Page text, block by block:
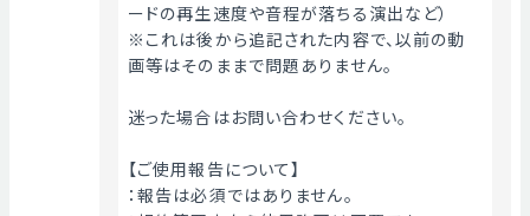
ードの再生速度や音程が落ちる演出など）
※これは後から追記された内容で、以前の動
画等はそのままで問題ありません。
迷った場合はお問い合わせください。
【ご使用報告について】
：報告は必須ではありません。